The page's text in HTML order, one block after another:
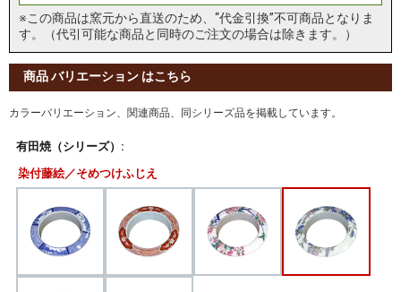
※この商品は窯元から直送のため、“代金引換”不可商品となりま
す。（代引可能な商品と同時のご注文の場合は除きます。）
商品 バリエーション はこちら
カラーバリエーション、関連商品、同シリーズ品を掲載しています。
有田焼（シリーズ）:
染付藤絵／そめつけふじえ